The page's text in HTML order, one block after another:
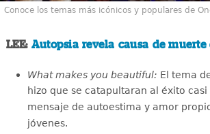
Conoce los temas más icónicos y populares de
LEE: Autopsia revela causa de muerte
What makes you beautiful: El tema
hizo que se catapultaran al éxito
mensaje de autoestima y amor
jóvenes.